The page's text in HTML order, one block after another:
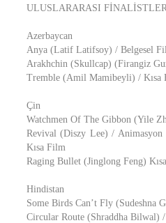
ULUSLARARASI
Azerbaycan
Anya (Latif Latifsoy) / Belgesel
Arakhchin (Skullcap) (Firangiz
Tremble (Amil Mamibeyli) / Kısa
Çin
Watchmen Of The Gibbon (Yile
Revival (Diszy Lee) /
Kısa Film
Raging Bullet (Jinglong Feng)
Hindistan
Some Birds Can’t Fly (Sudeshna
Circular Route (Shraddha Bilwal)